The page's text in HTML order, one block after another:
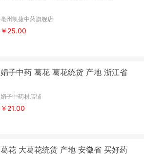
亳州凯捷中药旗舰店
￥25.00
娟子中药 葛花 葛花统货 产地 浙江省
娟子中药材店铺
￥21.00
葛花 大葛花统货 产地 安徽省 买好药